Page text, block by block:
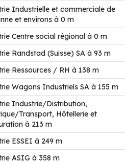
Industrielle et commerciale de
et environs à 0 m
Centre social régional à 0 m
Randstad (Suisse) SA à 93 m
Ressources / RH à 138 m
Wagons Industriels SA à 155 m
Industrie/Distribution,
Transport, Hôtellerie et
à 213 m
ESSEI à 249 m
ASIG à 358 m